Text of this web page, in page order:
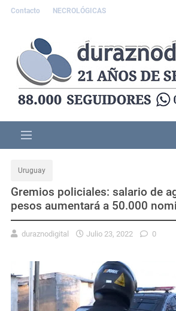
Contacto NECROLÓGICAS
Uruguay
Gremios policiales: salario de
pesos aumentará a 50.000
duraznodigital Julio 23, 2022 0